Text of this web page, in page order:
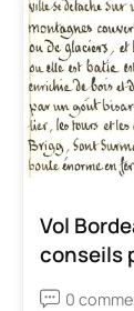
Vol
conseils
0